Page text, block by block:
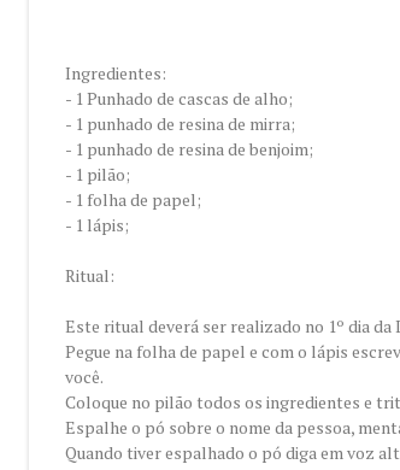
Ingredientes:
- 1 Punhado de cascas de alho;
- 1 punhado de resina de mirra;
- 1 punhado de resina de benjoim;
- 1 pilão;
- 1 folha de papel;
- 1 lápis;
Ritual:
Este ritual deverá ser realizado no 1º dia da
Pegue na folha de papel e com o lápis
você.
Coloque no pilão todos os ingredientes e
Espalhe o pó sobre o nome da pessoa,
Quando tiver espalhado o pó diga em voz